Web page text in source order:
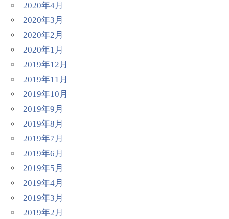
2020年4月
2020年3月
2020年2月
2020年1月
2019年12月
2019年11月
2019年10月
2019年9月
2019年8月
2019年7月
2019年6月
2019年5月
2019年4月
2019年3月
2019年2月